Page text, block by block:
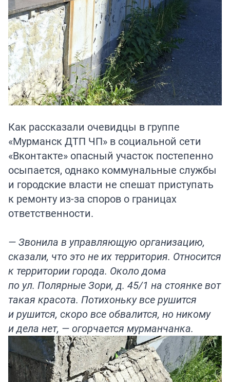
Как рассказали очевидцы в группе
«Мурманск ДТП ЧП» в социальной сети
«Вконтакте» опасный участок постепенно
осыпается, однако коммунальные службы
и городские власти не спешат приступать
к ремонту из-за споров о границах
ответственности.
— Звонила в управляющую организацию,
сказали, что это не их территория. Относится
к территории города. Около дома
по ул. Полярные Зори, д. 45/1 на стоянке вот
такая красота. Потихоньку все рушится
и рушится, скоро все обвалится, но никому
и дела нет, — огорчается мурманчанка.